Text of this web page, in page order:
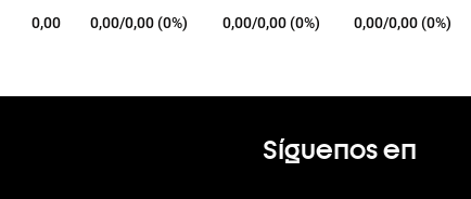
0,00 0,00/0,00 (0%) 0,00/0,00 (0%) 0,00/0,00 (0%)
Síguenos en